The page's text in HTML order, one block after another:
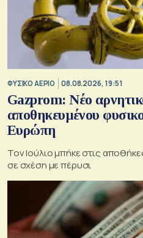
ΦΥΣΙΚΟ ΑΕΡΙΟ 08.08.2026, 19:51
Gazprom: Νέο
αποθηκευμένου
Ευρώπη
Τον Ιούλιο μπήκε στις
σε σχέση με πέρυσι